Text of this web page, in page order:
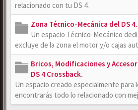
relacionado con tu DS 4.
Zona Técnico-Mecánica del DS 4.
Un espacio Técnico-Mecánico
excluye de la zona el motor y/o cajas
Bricos, Modificaciones y
DS 4 Crossback.
Un espacio creado especialmente para
encontrarás todo lo relacionado con